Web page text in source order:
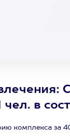
чел. в
комплекса за